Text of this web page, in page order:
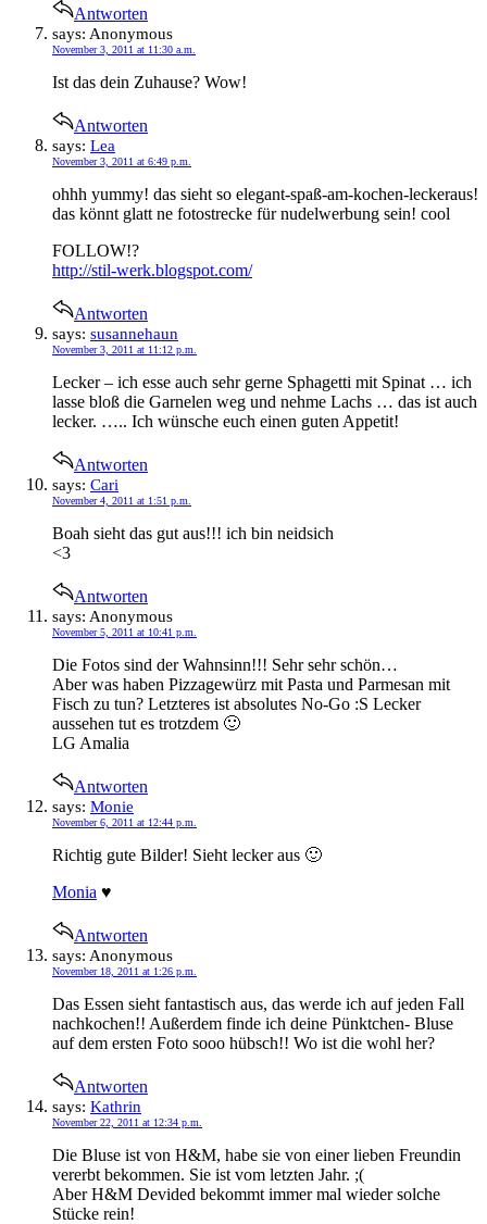
Antworten
says: Anonymous
November 3, 2011 at 11:30 a.m.
Ist das dein Zuhause? Wow!
Antworten
says: Lea
November 3, 2011 at 6:49 p.m.
ohhh yummy! das sieht so elegant-spaß-am-kochen-leckeraus!
das könnt glatt ne fotostrecke für nudelwerbung sein! cool
FOLLOW!?
http://stil-werk.blogspot.com/
Antworten
says: susannehaun
November 3, 2011 at 11:12 p.m.
Lecker – ich esse auch sehr gerne Sphagetti mit Spinat … ich
lasse bloß die Garnelen weg und nehme Lachs … das ist auch
lecker. ….. Ich wünsche euch einen guten Appetit!
Antworten
says: Cari
November 4, 2011 at 1:51 p.m.
Boah sieht das gut aus!!! ich bin neidsich
<3
Antworten
says: Anonymous
November 5, 2011 at 10:41 p.m.
Die Fotos sind der Wahnsinn!!! Sehr sehr schön…
Aber was haben Pizzagewürz mit Pasta und Parmesan mit
Fisch zu tun? Letzteres ist absolutes No-Go :S Lecker
aussehen tut es trotzdem 🙂
LG Amalia
Antworten
says: Monie
November 6, 2011 at 12:44 p.m.
Richtig gute Bilder! Sieht lecker aus 🙂
Monia ♥
Antworten
says: Anonymous
November 18, 2011 at 1:26 p.m.
Das Essen sieht fantastisch aus, das werde ich auf jeden Fall
nachkochen!! Außerdem finde ich deine Pünktchen- Bluse
auf dem ersten Foto sooo hübsch!! Wo ist die wohl her?
Antworten
says: Kathrin
November 22, 2011 at 12:34 p.m.
Die Bluse ist von H&M, habe sie von einer lieben Freundin
vererbt bekommen. Sie ist vom letzten Jahr. ;(
Aber H&M Devided bekommt immer mal wieder solche
Stücke rein!